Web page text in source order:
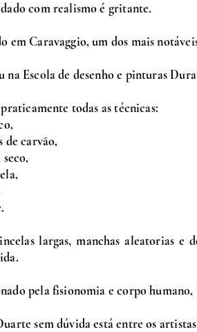
com realismo é gritante.
em Caravaggio, um dos mais
na Escola de desenho e pinturas
todas as técnicas:
de carvão,
largas, manchas aleatorias e
pela fisionomia e corpo
sem dúvida está entre os